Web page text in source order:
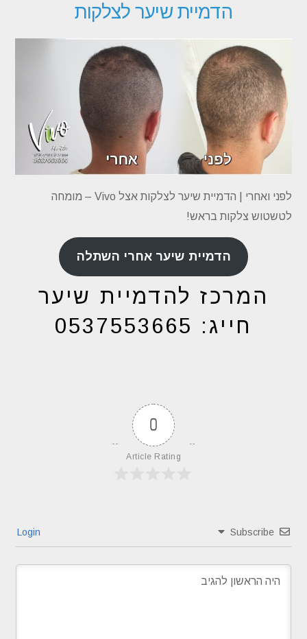
הדמיית שיער לצלקות
לפני ואחרי | הדמיית שיער לצלקות אצל Vivo – מומחה
לטשטוש צלקות בראש!
הדמיית שיער אחרי השתלה
המרכז להדמיית שיער
חייג: 0537553665
0
Article Rating
Subscribe